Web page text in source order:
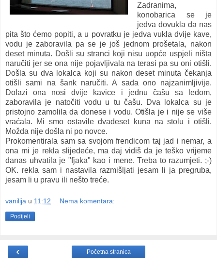
Zadranima,
konobarica se je
jedva dovukla da nas
pita što ćemo popiti, a u povratku je jedva vukla dvije kave,
vodu je zaboravila pa se je još jednom prošetala, nakon
deset minuta. Došli su stranci koji nisu uopće uspjeli ništa
naručiti jer se ona nije pojavljivala na terasi pa su oni otišli.
Došla su dva lokalca koji su nakon deset minuta čekanja
otišli sami na šank naručiti. A sada ono najzanimljivije.
Dolazi ona nosi dvije kavice i jednu čašu sa ledom,
zaboravila je natočiti vodu u tu čašu. Dva lokalca su je
pristojno zamolila da donese i vodu. Otišla je i nije se više
vraćala. Mi smo ostavile dvadeset kuna na stolu i otišli.
Možda nije došla ni po novce.
Prokomentirala sam sa svojom frendicom taj jad i nemar, a
ona mi je rekla slijedeće, ma daj vidiš da je teško vrijeme
danas uhvatila je "fjaka" kao i mene. Treba to razumjeti. ;-)
OK. rekla sam i nastavila razmišljati jesam li ja pregruba,
jesam li u pravu ili nešto treće.
vanilija u 11:12 Nema komentara:
Podijeli
‹ Početna stranica